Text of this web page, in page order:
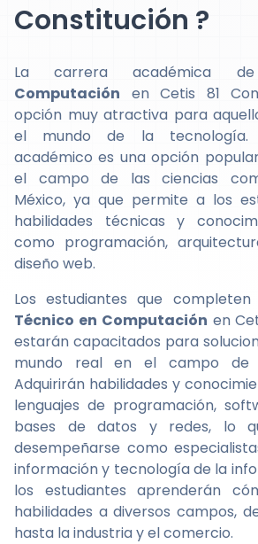
Constitución ?
La carrera académica
Computación en Cetis 81
opción muy atractiva para
el mundo de la tecnología.
académico es una opción
el campo de las ciencias
México, ya que permite a los
habilidades técnicas y
como programación,
diseño web.
Los estudiantes que
Técnico en Computación en
estarán capacitados para
mundo real en el campo de
Adquirirán habilidades y
lenguajes de programación,
bases de datos y redes, lo
desempeñarse como
información y tecnología de la
los estudiantes aprenderán
habilidades a diversos campos,
hasta la industria y el comercio.